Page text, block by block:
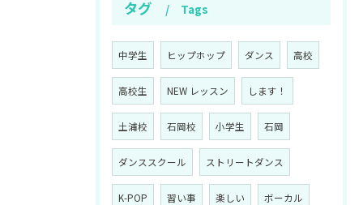
タグ Tags
中学生 ヒップホップ ダンス 高校
高校生 NEW レッスン します！
土浦校 石岡校 小学生 石岡
ダンススクール ストリートダンス
K-POP 習い事 楽しい ボーカル